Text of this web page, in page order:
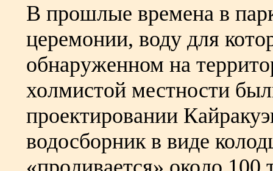
В прошлые времена в
церемонии, воду для
обнаруженном на
холмистой местности
проектировании
водосборник в виде